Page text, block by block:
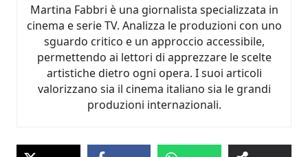
Martina Fabbri è una giornalista specializzata in
cinema e serie TV. Analizza le produzioni con uno
sguardo critico e un approccio accessibile,
permettendo ai lettori di apprezzare le scelte
artistiche dietro ogni opera. I suoi articoli
valorizzano sia il cinema italiano sia le grandi
produzioni internazionali.